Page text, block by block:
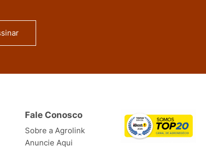
Fale Conosco
Sobre a Agrolink
Anuncie Aqui